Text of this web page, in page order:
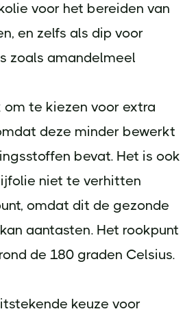
voor het bereiden van
en zelfs als dip voor
zoals amandelmeel
te kiezen voor extra
deze minder bewerkt
bevat. Het is ook
niet te verhitten
omdat dit de gezonde
aantasten. Het rookpunt
de 180 graden Celsius.
keuze voor